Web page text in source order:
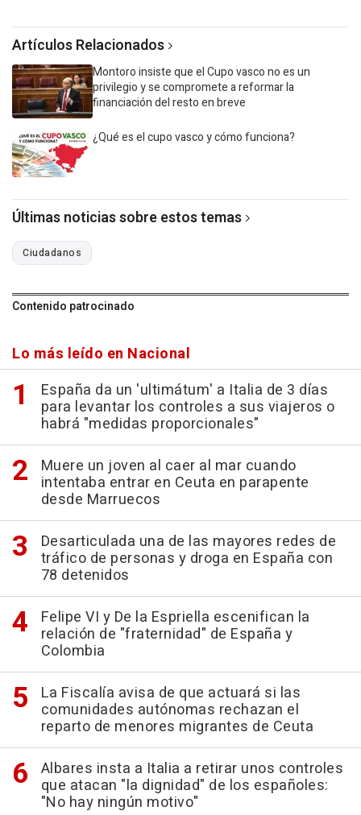
Artículos Relacionados
Montoro insiste que el Cupo vasco no es un
privilegio y se compromete a reformar la
financiación del resto en breve
¿Qué es el cupo vasco y cómo funciona?
Últimas noticias sobre estos temas
Ciudadanos
Contenido patrocinado
Lo más leído en Nacional
España da un 'ultimátum' a Italia de 3 días
para levantar los controles a sus viajeros o
habrá "medidas proporcionales"
Muere un joven al caer al mar cuando
intentaba entrar en Ceuta en parapente
desde Marruecos
Desarticulada una de las mayores redes de
tráfico de personas y droga en España con
78 detenidos
Felipe VI y De la Espriella escenifican la
relación de "fraternidad" de España y
Colombia
La Fiscalía avisa de que actuará si las
comunidades autónomas rechazan el
reparto de menores migrantes de Ceuta
Albares insta a Italia a retirar unos controles
que atacan "la dignidad" de los españoles:
"No hay ningún motivo"